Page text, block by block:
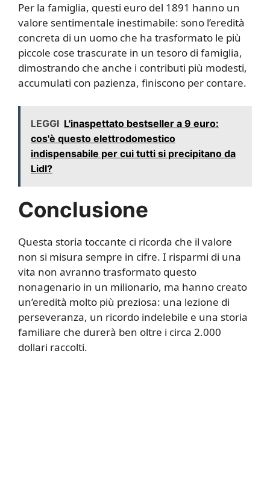
Per la famiglia, questi euro del 1891 hanno un
valore sentimentale inestimabile: sono l’eredità
concreta di un uomo che ha trasformato le più
piccole cose trascurate in un tesoro di famiglia,
dimostrando che anche i contributi più modesti,
accumulati con pazienza, finiscono per contare.
LEGGI L'inaspettato bestseller a 9 euro:
cos'è questo elettrodomestico
indispensabile per cui tutti si precipitano da
Lidl?
Conclusione
Questa storia toccante ci ricorda che il valore
non si misura sempre in cifre. I risparmi di una
vita non avranno trasformato questo
nonagenario in un milionario, ma hanno creato
un’eredità molto più preziosa: una lezione di
perseveranza, un ricordo indelebile e una storia
familiare che durerà ben oltre i circa 2.000
dollari raccolti.